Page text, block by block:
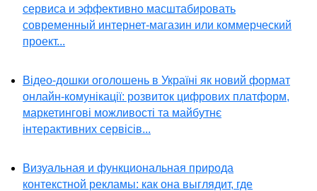
сервиса и эффективно масштабировать
современный интернет-магазин или коммерческий
проект...
Відео-дошки оголошень в Україні як новий формат
онлайн-комунікації: розвиток цифрових платформ,
маркетингові можливості та майбутнє
інтерактивних сервісів...
Визуальная и функциональная природа
контекстной рекламы: как она выглядит, где